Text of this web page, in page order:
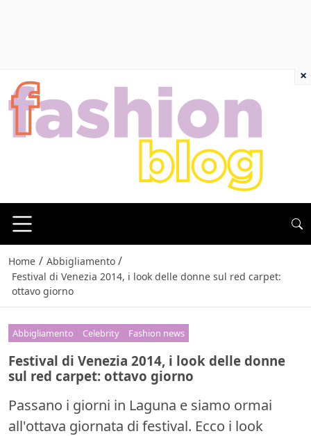
Home / Abbigliamento /
Festival di Venezia 2014, i look delle donne sul red carpet:
ottavo giorno
Abbigliamento Celebrity Fashion news
Festival di Venezia 2014, i look delle donne
sul red carpet: ottavo giorno
Passano i giorni in Laguna e siamo ormai
all'ottava giornata di festival. Ecco i look
×